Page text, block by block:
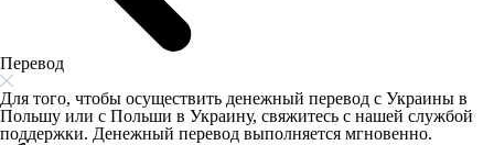
Перевод
Для того, чтобы осуществить денежный перевод с Украины в
Польшу или с Польши в Украину, свяжитесь с нашей службой
поддержки. Денежный перевод выполняется мгновенно.